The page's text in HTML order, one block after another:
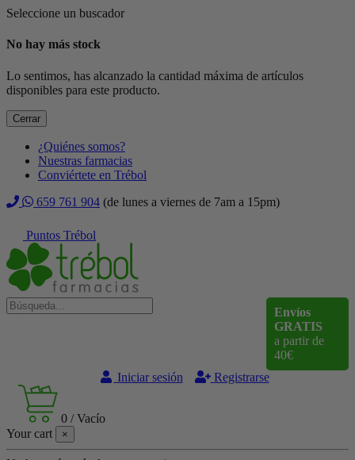
Seleccione un buscador
No hay más stock
Lo sentimos, has alcanzado la cantidad máxima de artículos
disponibles para este producto.
Cerrar
¿Quiénes somos?
Nuestras farmacias
Conviértete en Trébol
659 761 904 (de lunes a viernes de 7am a 15pm)
Puntos Trébol
Envíos
GRATIS
a partir de
40€
Iniciar sesión
Registrarse
0 /Vacío
Your cart
×